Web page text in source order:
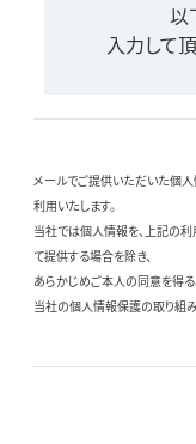
以
入力して
メールでご提供いただいた個
利用いたします。
当社では個人情報を、上記の
て提供する場合を除き、
あらかじめご本人の同意を得
当社の個人情報保護の取り組み